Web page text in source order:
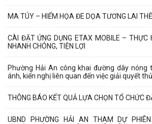
MA TÚY – HIỂM HỌA ĐE DỌA TƯƠNG LAI
CÀI ĐẶT ỨNG DỤNG ETAX MOBILE – THỰC
NHANH CHÓNG, TIỆN LỢI
Phường Hải An công khai đường dây nóng
ánh, kiến nghị liên quan đến việc giải quyết
THÔNG BÁO KẾT QUẢ LỰA CHỌN TỔ CHỨC
UBND PHƯỜNG HẢI AN THAM DỰ